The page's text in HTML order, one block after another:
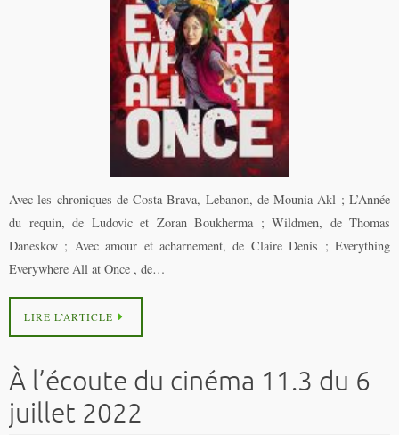
Avec les chroniques de Costa Brava, Lebanon, de Mounia Akl ; L’Année
du requin, de Ludovic et Zoran Boukherma ; Wildmen, de Thomas
Daneskov ; Avec amour et acharnement, de Claire Denis ; Everything
Everywhere All at Once , de…
LIRE L’ARTICLE
À l’écoute du cinéma 11.3 du 6
juillet 2022